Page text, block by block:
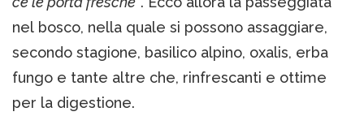
nel bosco, nella quale si possono assaggiare,
secondo stagione, basilico alpino, oxalis, erba
fungo e tante altre che, rinfrescanti e ottime
per la digestione.